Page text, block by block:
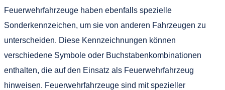
Feuerwehrfahrzeuge haben ebenfalls spezielle
Sonderkennzeichen, um sie von anderen Fahrzeugen zu
unterscheiden. Diese Kennzeichnungen können
verschiedene Symbole oder Buchstabenkombinationen
enthalten, die auf den Einsatz als Feuerwehrfahrzeug
hinweisen. Feuerwehrfahrzeuge sind mit spezieller